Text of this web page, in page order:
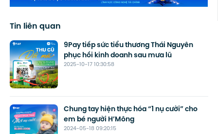
Tin liên quan
2025-10-17 10:30:58
9Pay tiếp sức tiểu thương Thái Nguyên
phục hồi kinh doanh sau mưa lũ
2024-05-18 09:20:15
Chung tay hiện thực hóa “1 nụ cười” cho
em bé người H’Mông